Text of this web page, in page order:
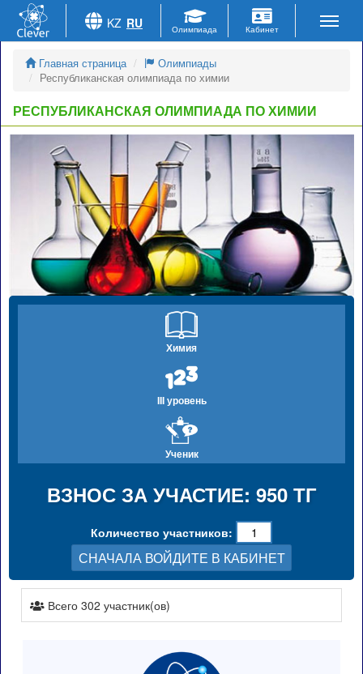
Главная страница
Олимпиады
Республиканская олимпиада по химии
РЕСПУБЛИКАНСКАЯ ОЛИМПИАДА ПО ХИМИИ
Химия
III уровень
Ученик
ВЗНОС ЗА УЧАСТИЕ: 950 ТГ
Количество участников:
СНАЧАЛА ВОЙДИТЕ В КАБИНЕТ
Всего 302 участник(ов)
KZ RU